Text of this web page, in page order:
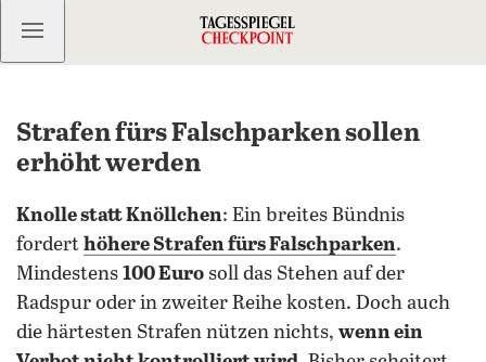
Kostenlos anmelden
Strafen fürs Falschparken sollen
erhöht werden
Knolle statt Knöllchen: Ein breites Bündnis
fordert höhere Strafen fürs Falschparken.
Mindestens 100 Euro soll das Stehen auf der
Radspur oder in zweiter Reihe kosten. Doch auch
die härtesten Strafen nützen nichts, wenn ein